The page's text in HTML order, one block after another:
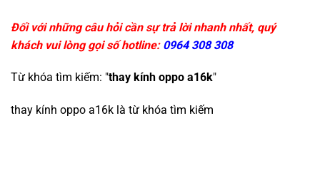
Đối với những câu hỏi cần sự trả lời nhanh nhất, quý
khách vui lòng gọi số hotline: 0964 308 308
Từ khóa tìm kiếm: "thay kính oppo a16k"
thay kính oppo a16k là từ khóa tìm kiếm